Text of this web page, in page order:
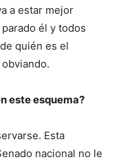
a estar mejor
él y todos
quién es el
este esquema?
Esta
nacional no le